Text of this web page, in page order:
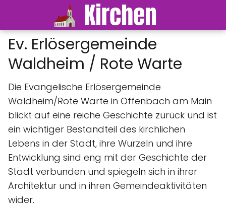
Ev. Erlösergemeinde
Waldheim / Rote Warte
Die Evangelische Erlösergemeinde
Waldheim/Rote Warte in Offenbach am Main
blickt auf eine reiche Geschichte zurück und ist
ein wichtiger Bestandteil des kirchlichen
Lebens in der Stadt, ihre Wurzeln und ihre
Entwicklung sind eng mit der Geschichte der
Stadt verbunden und spiegeln sich in ihrer
Architektur und in ihren Gemeindeaktivitäten
wider.